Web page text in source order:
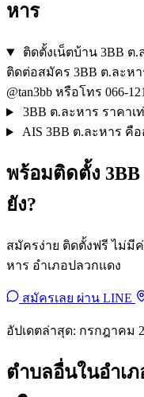
หาร
ติดตั้งเน็ตบ้าน 3BB ต.
ติดต่อสมัคร 3BB ต.ละห
@tan3bb หรือโทร 066-
3BB ต.ละหาร ราคาเ
AIS 3BB ต.ละหาร คือ
พร้อมติดตั้ง
ยัง?
สมัครง่าย ติดตั้งฟรี ไม่มี
หาร อำเภอปลวกแดง
สมัครเลย ผ่าน LINE
อัปเดตล่าสุด: กรกฎาคม
ตำบลอื่นในอำเ